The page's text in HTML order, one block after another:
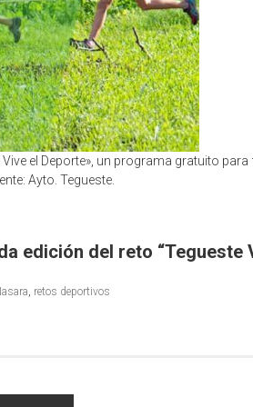
el Deporte», un programa gratuito
Ayto. Tegueste.
edición del reto “Tegueste
, retos deportivos